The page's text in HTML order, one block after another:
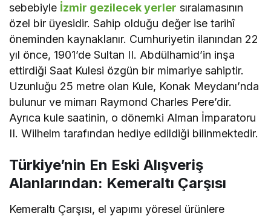
sebebiyle İzmir gezilecek yerler sıralamasının
özel bir üyesidir. Sahip olduğu değer ise tarihî
öneminden kaynaklanır. Cumhuriyetin ilanından 22
yıl önce, 1901’de Sultan II. Abdülhamid’in inşa
ettirdiği Saat Kulesi özgün bir mimariye sahiptir.
Uzunluğu 25 metre olan Kule, Konak Meydanı’nda
bulunur ve mimarı Raymond Charles Pere’dir.
Ayrıca kule saatinin, o dönemki Alman İmparatoru
II. Wilhelm tarafından hediye edildiği bilinmektedir.
Türkiye’nin En Eski Alışveriş
Alanlarından: Kemeraltı Çarşısı
Kemeraltı Çarşısı, el yapımı yöresel ürünlere